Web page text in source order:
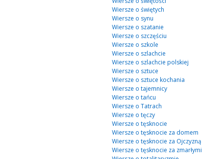
Wiersze o świętych
Wiersze o synu
Wiersze o szatanie
Wiersze o szczęściu
Wiersze o szkole
Wiersze o szlachcie
Wiersze o szlachcie polskiej
Wiersze o sztuce
Wiersze o sztuce kochania
Wiersze o tajemnicy
Wiersze o tańcu
Wiersze o Tatrach
Wiersze o tęczy
Wiersze o tęsknocie
Wiersze o tęsknocie za domem
Wiersze o tęsknocie za Ojczyzną
Wiersze o tęsknocie za zmarłymi